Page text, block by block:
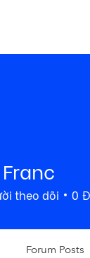
theo dõi 0
Forum Posts